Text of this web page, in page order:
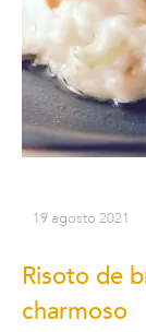
19 agosto 2021
Risoto de
charmoso